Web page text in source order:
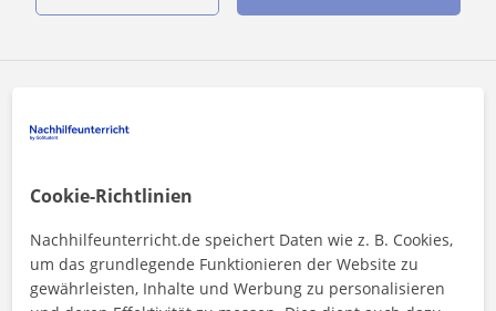
Online-Unterricht
Ingenieurwesen
Cookie-Richtlinien
Nachhilfeunterricht.de speichert Daten wie z. B. Cookies,
um das grundlegende Funktionieren der Website zu
gewährleisten, Inhalte und Werbung zu personalisieren